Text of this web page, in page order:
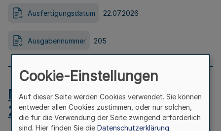
Ausfertigungsdatum 22.07.2026
Ausgabennummer 205
MB.NRW 2026 Nr. 204 vom
24.07.2026
Cookie-Einstellungen
Auf dieser Seite werden Cookies verwendet. Sie können
entweder allen Cookies zustimmen, oder nur solchen,
die für die Verwendung der Seite zwingend erforderlich
sind. Hier finden Sie die Datenschutzerklärung